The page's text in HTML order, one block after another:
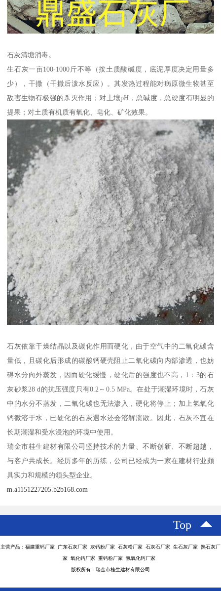
石灰清塘消毒。
生石灰一亩100-1000斤不等（按土质酸碱度，底泥厚度决定用量多
少），干撒（干撒后泼水反应）。其发热过程能对病原微生物甚至
敌害生物有极强的杀灭作用；对土壤pH，总碱度，总硬度有明显的
提果；对土质有机质有氧化、皂化、矿化效果。
石灰依靠干燥结晶以及碳化作用而硬化，由于空气中的二氧化碳含
量低，且碳化后形成的碳酸钙硬壳阻止二氧化碳向内部渗透，也妨
碍水分向外蒸发，因而硬化缓慢，硬化后的强度也不高，1：3的石
灰砂浆28 d的抗压强度只有0.2～0.5 MPa。在处于潮湿环境时，石灰
中的水分不蒸发，二氧化碳也无法渗入，硬化将停止；加上氢氧化
钙微溶于水，已硬化的石灰遇水还会溶解溃散。因此，石灰不宜在
长期潮湿和受水浸泡的环境中使用。
瑞金市桂生建材有限公司坚持技术的力量、不断创新、不断超越，
与客户共成长。经历多年的历练，公司已经成为一家在建材行业颇
具实力和规模的领头型企业。
m.a1151227205.b2b168.com
Top
主营产品：福建重钙厂家 广东石灰厂家 灰钙粉厂家 石灰粉厂家 石灰石厂家 生石灰厂家 熟石灰厂
家 氧化钙厂家 重钙粉厂家 氢氧化钙厂家
版权所有：瑞金市桂生建材有限公司